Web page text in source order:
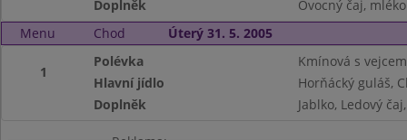
Doplněk
Ovocný čaj, mléko
Menu
Chod Úterý 31. 5. 2005
1
Polévka
Kmínová s vejcem
Hlavní jídlo
Horňácký guláš,
Doplněk
Jablko, Ledový